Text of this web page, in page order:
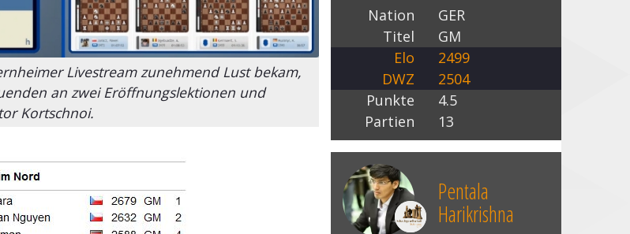
Livestream zunehmend Lust bekam,
an zwei Eröffnungslektionen und
Kortschnoi.
Nation
GER
Titel
GM
Elo
2499
DWZ
2504
Punkte
4.5
Partien
13
Pentala
Harikrishna